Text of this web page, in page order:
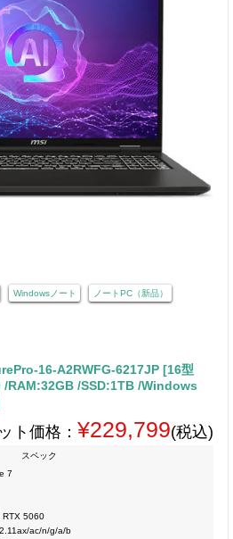
Windowsノート ノートPC（新品）
16-A2RWFG-6217JP [16型
/RAM:32GB /SSD:1TB /Windows
ト価格： ¥229,799(税込)
スペック
7
RTX 5060
ac/n/g/a/b